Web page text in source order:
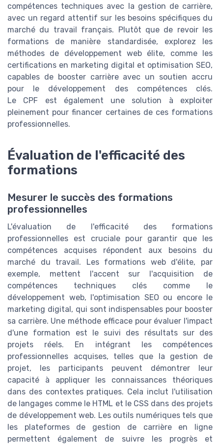
compétences techniques avec la gestion de carrière,
avec un regard attentif sur les besoins spécifiques du
marché du travail français. Plutôt que de revoir les
formations de manière standardisée, explorez les
méthodes de développement web élite, comme les
certifications en marketing digital et optimisation SEO,
capables de booster carrière avec un soutien accru
pour le développement des compétences clés.
Le CPF est également une solution à exploiter
pleinement pour financer certaines de ces formations
professionnelles.
Évaluation de l'efficacité des
formations
Mesurer le succès des formations
professionnelles
L'évaluation de l'efficacité des formations
professionnelles est cruciale pour garantir que les
compétences acquises répondent aux besoins du
marché du travail. Les formations web d'élite, par
exemple, mettent l'accent sur l'acquisition de
compétences techniques clés comme le
développement web, l'optimisation SEO ou encore le
marketing digital, qui sont indispensables pour booster
sa carrière. Une méthode efficace pour évaluer l'impact
d'une formation est le suivi des résultats sur des
projets réels. En intégrant les compétences
professionnelles acquises, telles que la gestion de
projet, les participants peuvent démontrer leur
capacité à appliquer les connaissances théoriques
dans des contextes pratiques. Cela inclut l'utilisation
de langages comme le HTML et le CSS dans des projets
de développement web. Les outils numériques tels que
les plateformes de gestion de carrière en ligne
permettent également de suivre les progrès et